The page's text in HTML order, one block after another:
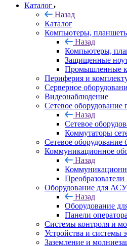
Каталог
Назад
Каталог
Компьютеры,
Назад
Компьютеры,
Защищенные
Промышленные
Периферия и
Серверное
Видеонаблюдение
Сетевое оборудование
Назад
Сетевое
Коммутаторы
Сетевое оборудование
Коммуникационное
Назад
Оборудование для
Назад
Оборудование
Панели оператора
Системы контроля и
Устройства и системы
Заземление и